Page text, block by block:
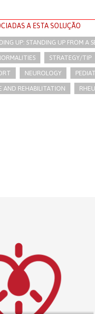
A ESTA SOLUÇÃO
UP: STANDING UP FROM A
STRATEGY/TIP​
NEUROLOGY
AND REHABILITATION